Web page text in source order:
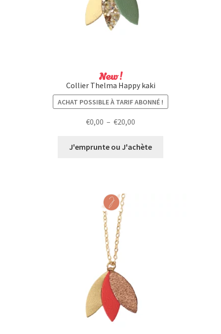
New !
Collier Thelma Happy kaki
ACHAT POSSIBLE À TARIF ABONNÉ !
€0,00 – €20,00
prix :
J'emprunte ou J'achète